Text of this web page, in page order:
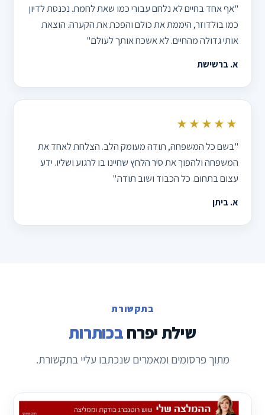
"אף אחד בחיים לא נלחם עבורי כמו שאת לחמת. נכנסת לדיון
כמו בולדוזר, היממת את כולם והפכת את הקערה. הוצאת
אותי גדולה מהחיים. לא אשכח אותך לעולם."
א. ברשישת
★★★★★
"בשם כל המשפחה, תודה מעומק הלב. הצלחת לאחד את
המשפחה ולהפוך את סיר הלחץ שחיינו בו לרגוע ושליו. ידע
עצום בתחום. כל הכבוד ושוב תודה."
א. ביתן
בתקשורת
שילת יפרחבכותרות
מתוך פרסומים ומאמרים שנכתבו עליי בתקשורת.